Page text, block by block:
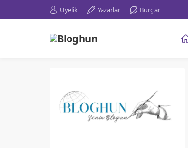
Üyelik Yazarlar Burçlar